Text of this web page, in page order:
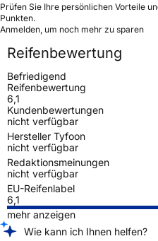
Prüfen Sie Ihre persönlichen Vorteile
Punkten.
Anmelden, um noch mehr zu sparen
Reifenbewertung
Befriedigend
Reifenbewertung
6,1
Kundenbewertungen
nicht verfügbar
Hersteller Tyfoon
nicht verfügbar
Redaktionsmeinungen
nicht verfügbar
EU-Reifenlabel
6,1
mehr anzeigen
Wie kann ich Ihnen helfen?